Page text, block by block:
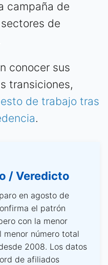
campaña de
de
conocer sus
transiciones,
de trabajo tras
.
/ Veredicto
en agosto de
el patrón
con la menor
menor número total
2008. Los datos
de afiliados